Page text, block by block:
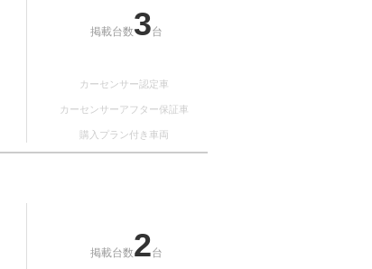
掲載台数3台
カーセンサー認定車
カーセンサーアフター保証車
購入プラン付き車両
掲載台数2台